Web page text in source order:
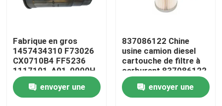
Produits
vidéo
Fabrique en gros
1457434310 F73026
CX0710B4 FF5236
1117101-A01-0000H
C00068668 Filtre à
carburant diesel pour
moteur
envoyer une
837086122 Chine
usine camion diesel
cartouche de filtre à
carburant 837086122
389-5819 PF46049
363-5819envoyer une